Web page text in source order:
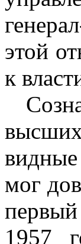
этой
к
мог
1957